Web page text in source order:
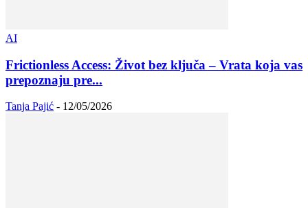
AI
Frictionless Access: Život bez ključa – Vrata koja vas
prepoznaju pre...
Tanja Pajić - 12/05/2026